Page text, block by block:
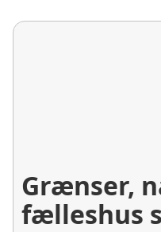
Grænser,
fælleshus